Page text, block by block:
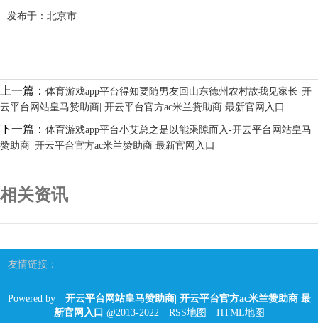
发布于：北京市
上一篇： 体育游戏app平台得知要随男友回山东德州农村故我见家长-开
云平台网站皇马赞助商| 开云平台官方ac米兰赞助商 最新官网入口
下一篇： 体育游戏app平台小艾总之是以能乘隙而入-开云平台网站皇马
赞助商| 开云平台官方ac米兰赞助商 最新官网入口
相关资讯
友情链接：
Powered by
开云平台网站皇马赞助商| 开云平台官方ac米兰赞助商 最
新官网入口 @2013-2022 RSS地图 HTML地图